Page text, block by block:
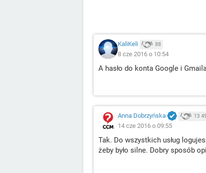
KaliKeli 88
8 cze 2016 o 10:54
A hasło do konta Google i
Anna Dobrzyńska 13
14 cze 2016 o 09:55
Tak. Do wszystkich usług
żeby było silne. Dobry sposób